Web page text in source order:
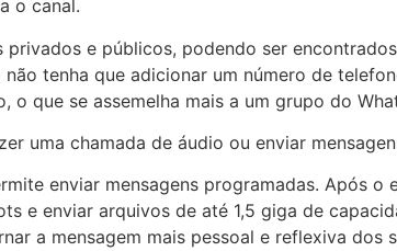
o canal.
e públicos, podendo ser
tenha que adicionar um número de
o que se assemelha mais a um grupo do
uma chamada de áudio ou enviar
enviar mensagens programadas. Após
e enviar arquivos de até 1,5 giga de
a mensagem mais pessoal e reflexiva dos